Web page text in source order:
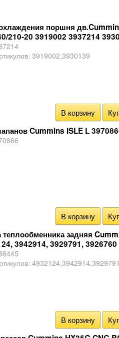
поршня
210-20 3919002 3937214
3919002,3930139
В корзину
Cummins ISLE L
В корзину
теплообменника задняя
3942914, 3929791,
В корзину